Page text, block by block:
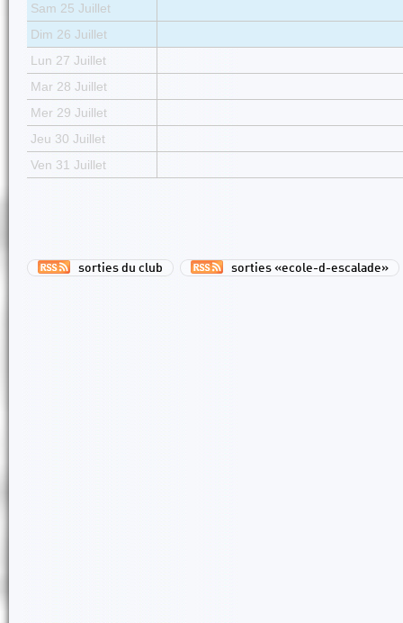
Sam 25 Juillet
Dim 26 Juillet
Lun 27 Juillet
Mar 28 Juillet
Mer 29 Juillet
Jeu 30 Juillet
Ven 31 Juillet
sorties du club sorties «ecole-d-escalade»